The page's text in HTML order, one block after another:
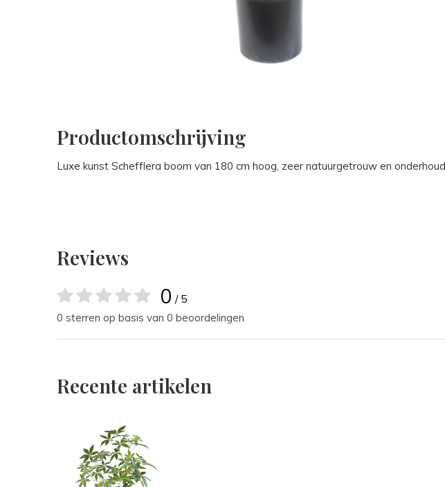
Productomschrijving
Luxe kunst Schefflera boom van 180 cm hoog, zeer natuurgetrouw en
Reviews
0 / 5
0 sterren op basis van 0 beoordelingen
Recente artikelen